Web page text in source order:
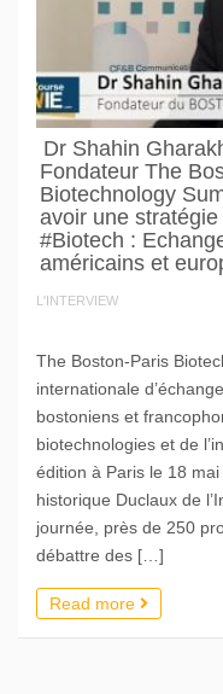
Dr Shahin
Fondateur The
Biotechnology
avoir une
#Biotech :
américains et
L'INTERVIEW
The Boston-Paris
internationale
bostoniens et
biotechnologies et de
édition à Paris le 18
historique Duclaux de
journée, près de 250
débattre des […]
Read more